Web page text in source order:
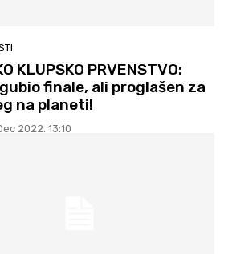
KLUPSKO PRVENSTVO:
finale, ali proglašen za
na planeti!
2022. 13:10